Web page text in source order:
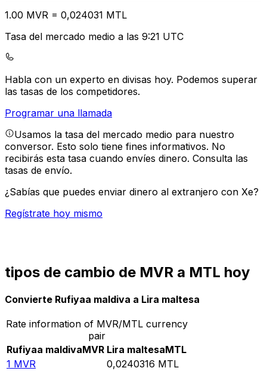
1.00 MVR = 0,024031 MTL
Tasa del mercado medio a las 9:21 UTC
Habla con un experto en divisas hoy. Podemos superar
las tasas de los competidores.
Programar una llamada
Usamos la tasa del mercado medio para nuestro
conversor. Esto solo tiene fines informativos. No
recibirás esta tasa cuando envíes dinero. Consulta las
tasas de envío.
¿Sabías que puedes enviar dinero al extranjero con Xe?
Regístrate hoy mismo
tipos de cambio de MVR a MTL hoy
Convierte Rufiyaa maldiva a Lira maltesa
Rate information of MVR/MTL currency
pair
Rufiyaa maldivaMVR Lira maltesaMTL
1 MVR 0,0240316 MTL